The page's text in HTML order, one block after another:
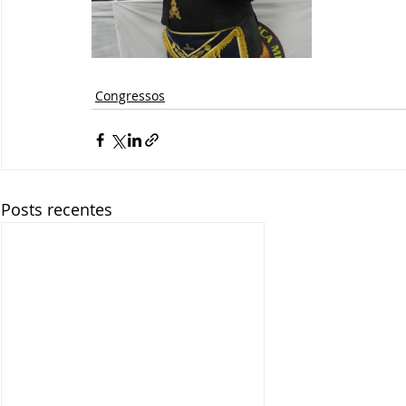
Congressos
Posts recentes